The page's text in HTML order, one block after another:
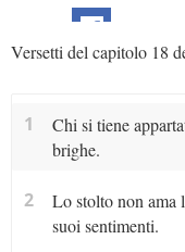
Versetti del capitolo 18
1
Chi si tiene
brighe.
2
Lo stolto non ama
suoi sentimenti.